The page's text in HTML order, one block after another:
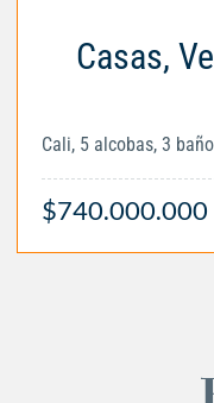
Casas,
Cali, 5 alcobas, 3
$740.000.000